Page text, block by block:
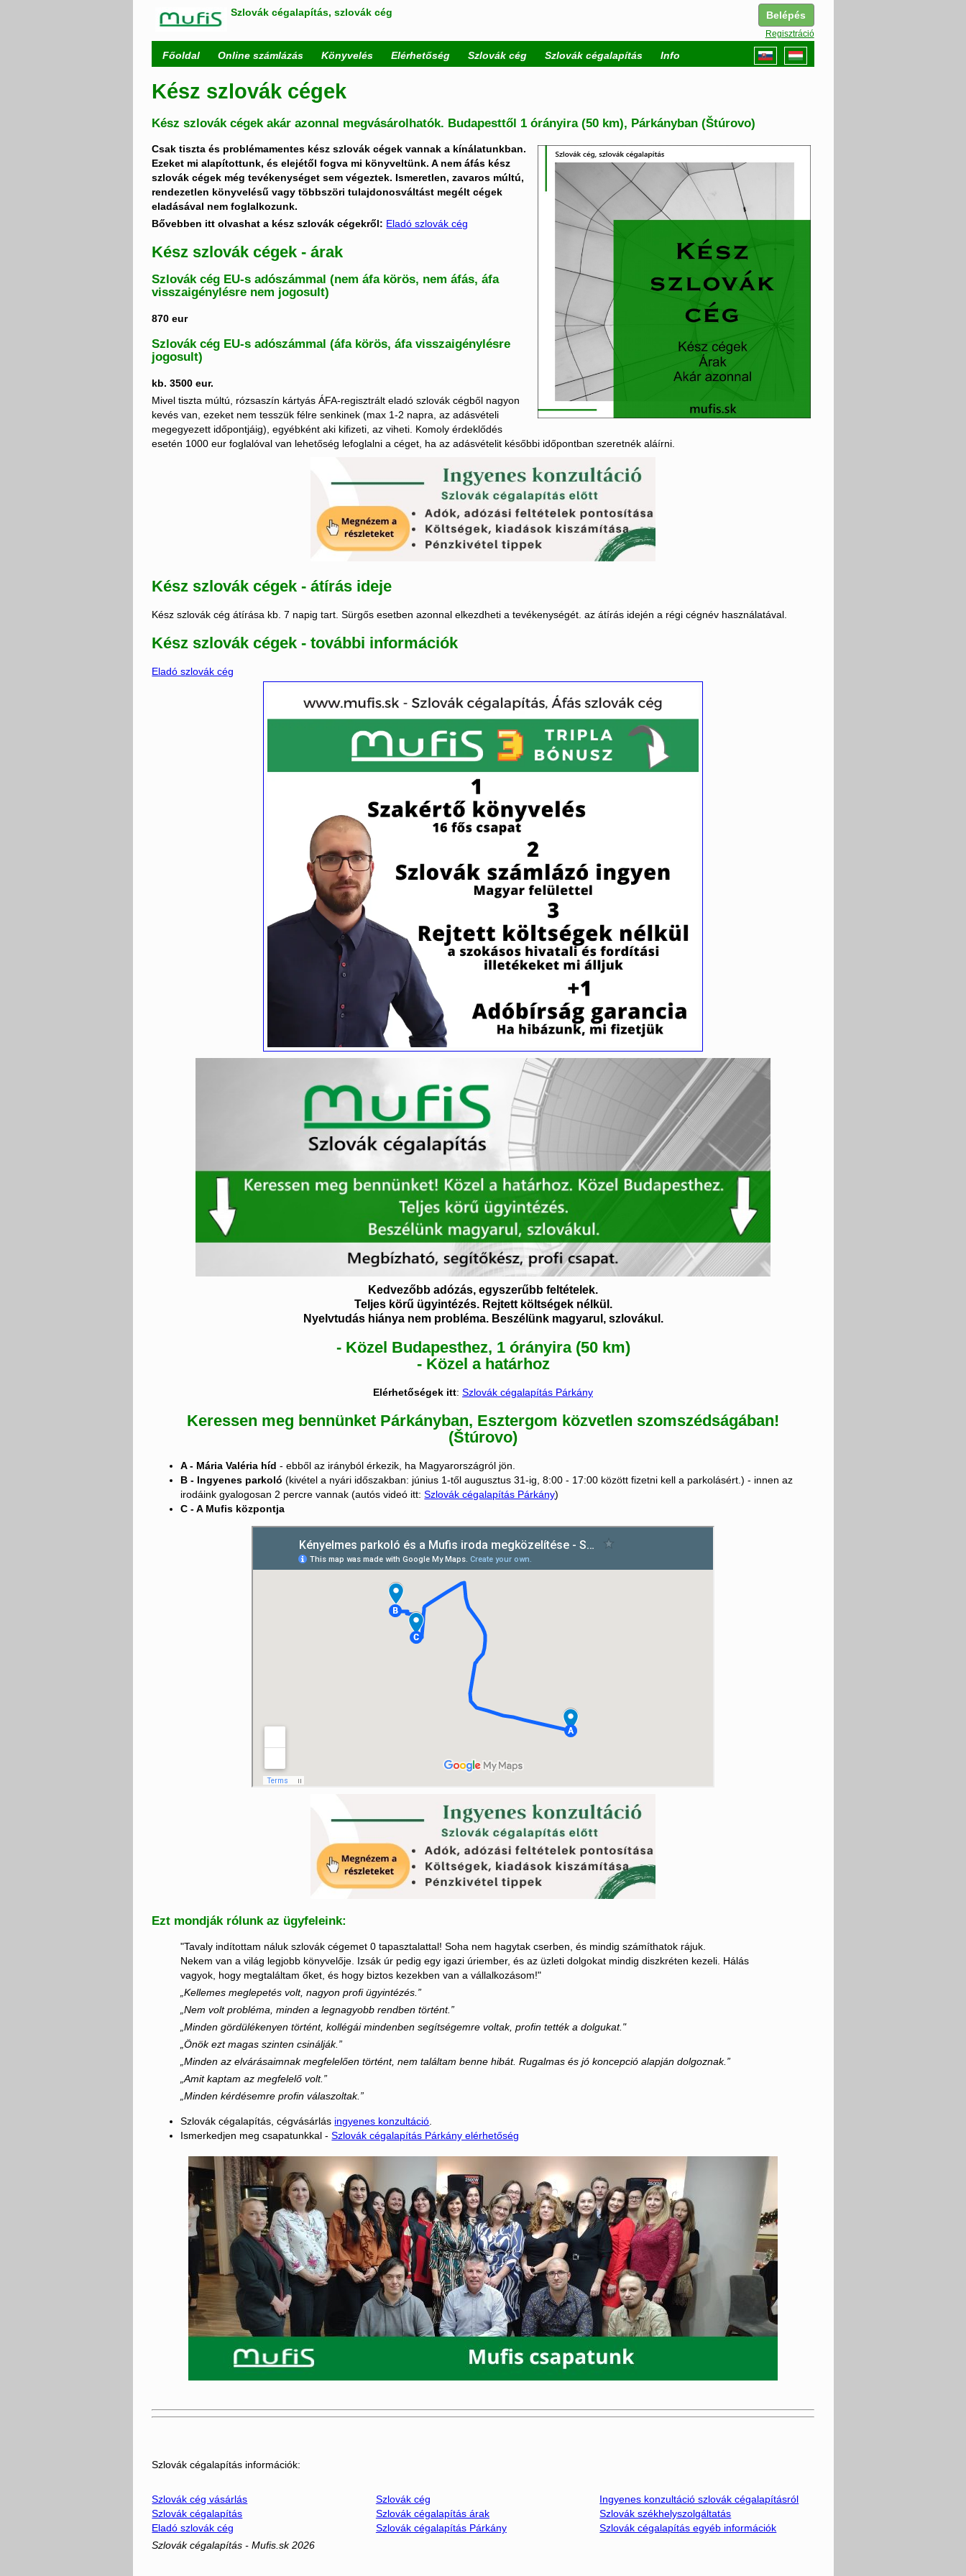
Belépés
Regisztráció
Szlovák cégalapítás, szlovák cég
Főoldal Online számlázás Könyvelés Elérhetőség Szlovák cég Szlovák cégalapítás Info
Kész szlovák cégek
Kész szlovák cégek akár azonnal megvásárolhatók. Budapesttől 1 órányira (50 km), Párkányban (Štúrovo)
Csak tiszta és problémamentes kész szlovák cégek vannak a kínálatunkban.
Ezeket mi alapítottunk, és elejétől fogva mi könyveltünk. A nem áfás kész
szlovák cégek még tevékenységet sem végeztek. Ismeretlen, zavaros múltú,
rendezetlen könyvelésű vagy többszöri tulajdonosváltást megélt cégek
eladásával nem foglalkozunk.
Bővebben itt olvashat a kész szlovák cégekről: Eladó szlovák cég
Kész szlovák cégek - árak
Szlovák cég EU-s adószámmal (nem áfa körös, nem áfás, áfa
visszaigénylésre nem jogosult)
870 eur
Szlovák cég EU-s adószámmal (áfa körös, áfa visszaigénylésre
jogosult)
kb. 3500 eur.
Mivel tiszta múltú, rózsaszín kártyás ÁFA-regisztrált eladó szlovák cégből nagyon
kevés van, ezeket nem tesszük félre senkinek (max 1-2 napra, az adásvételi
megegyezett időpontjáig), egyébként aki kifizeti, az viheti. Komoly érdeklődés
esetén 1000 eur foglalóval van lehetőség lefoglalni a céget, ha az adásvételit későbbi időpontban szeretnék aláírni.
Kész szlovák cégek - átírás ideje
Kész szlovák cég átírása kb. 7 napig tart. Sürgős esetben azonnal elkezdheti a tevékenységét. az átírás idején a régi cégnév használatával.
Kész szlovák cégek - további információk
Eladó szlovák cég
Kedvezőbb adózás, egyszerűbb feltételek.
Teljes körű ügyintézés. Rejtett költségek nélkül.
Nyelvtudás hiánya nem probléma. Beszélünk magyarul, szlovákul.
- Közel Budapesthez, 1 órányira (50 km)
- Közel a határhoz
Elérhetőségek itt: Szlovák cégalapítás Párkány
Keressen meg bennünket Párkányban, Esztergom közvetlen szomszédságában!
(Štúrovo)
A - Mária Valéria híd - ebből az irányból érkezik, ha Magyarországról jön.
B - Ingyenes parkoló (kivétel a nyári időszakban: június 1-től augusztus 31-ig, 8:00 - 17:00 között fizetni kell a parkolásért.) - innen az
irodáink gyalogosan 2 percre vannak (autós videó itt:Szlovák cégalapítás Párkány)
C - A Mufis központja
Ezt mondják rólunk az ügyfeleink:
"Tavaly indítottam náluk szlovák cégemet 0 tapasztalattal! Soha nem hagytak cserben, és mindig számíthatok rájuk.
Nekem van a világ legjobb könyvelője. Izsák úr pedig egy igazi úriember, és az üzleti dolgokat mindig diszkréten kezeli. Hálás
vagyok, hogy megtaláltam őket, és hogy biztos kezekben van a vállalkozásom!"
„Kellemes meglepetés volt, nagyon profi ügyintézés.”
„Nem volt probléma, minden a legnagyobb rendben történt.”
„Minden gördülékenyen történt, kollégái mindenben segítségemre voltak, profin tették a dolgukat."
„Önök ezt magas szinten csinálják.”
„Minden az elvárásaimnak megfelelően történt, nem találtam benne hibát. Rugalmas és jó koncepció alapján dolgoznak.”
„Amit kaptam az megfelelő volt.”
„Minden kérdésemre profin válaszoltak.”
Szlovák cégalapítás, cégvásárlás ingyenes konzultáció
Ismerkedjen meg csapatunkkal -Szlovák cégalapítás Párkány elérhetőség
Szlovák cégalapítás információk:
Szlovák cég vásárlás
Szlovák cégalapítás
Eladó szlovák cég
Szlovák cég
Szlovák cégalapítás árak
Szlovák cégalapítás Párkány
Ingyenes konzultáció szlovák cégalapításról
Szlovák székhelyszolgáltatás
Szlovák cégalapítás egyéb információk
Szlovák cégalapítás - Mufis.sk 2026